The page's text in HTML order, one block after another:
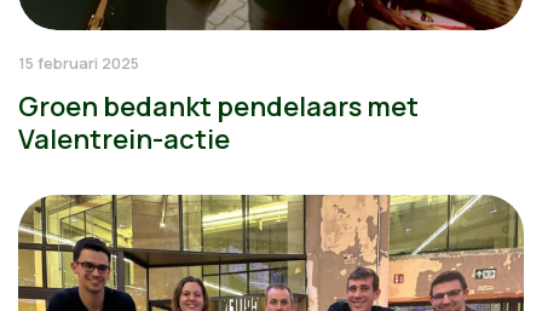
15 februari 2025
Groen bedankt pendelaars met
Valentrein-actie